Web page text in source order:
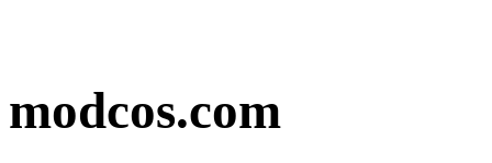
modcos.com